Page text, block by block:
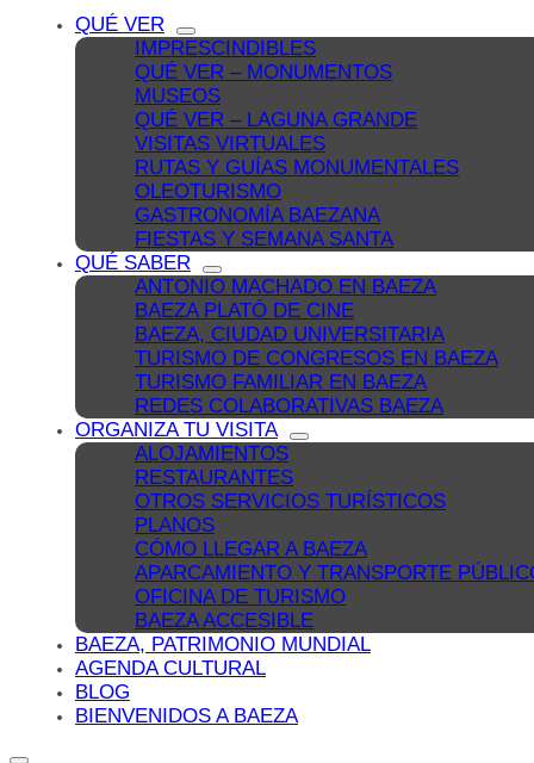
QUÉ VER
IMPRESCINDIBLES
QUÉ VER – MONUMENTOS
MUSEOS
QUÉ VER – LAGUNA GRANDE
VISITAS VIRTUALES
RUTAS Y GUÍAS MONUMENTALES
OLEOTURISMO
GASTRONOMÍA BAEZANA
FIESTAS Y SEMANA SANTA
QUÉ SABER
ANTONIO MACHADO EN BAEZA
BAEZA PLATÓ DE CINE
BAEZA, CIUDAD UNIVERSITARIA
TURISMO DE CONGRESOS EN BAEZA
TURISMO FAMILIAR EN BAEZA
REDES COLABORATIVAS BAEZA
ORGANIZA TU VISITA
ALOJAMIENTOS
RESTAURANTES
OTROS SERVICIOS TURÍSTICOS
PLANOS
CÓMO LLEGAR A BAEZA
APARCAMIENTO Y TRANSPORTE
OFICINA DE TURISMO
BAEZA ACCESIBLE
BAEZA, PATRIMONIO MUNDIAL
AGENDA CULTURAL
BLOG
BIENVENIDOS A BAEZA